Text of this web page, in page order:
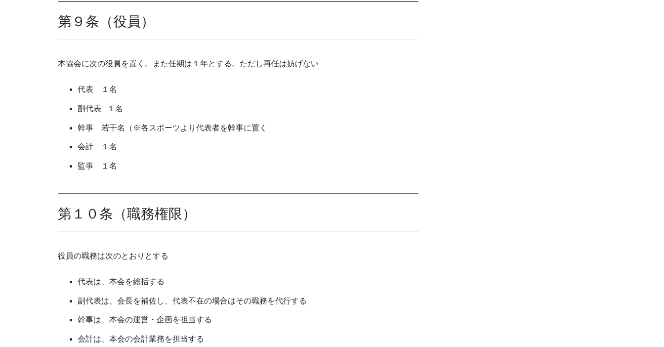
第９条（役員）
本協会に次の役員を置く。また任期は１年とする。ただし再任は妨げない
代表 １名
副代表 １名
幹事 若⼲名（※各スポーツより代表者を幹事に置く
会計 １名
監事 １名
第１０条（職務権限）
役員の職務は次のとおりとする
代表は、本会を総括する
副代表は、会長を補佐し、代表不在の場合はその職務を代行する
幹事は、本会の運営・企画を担当する
会計は、本会の会計業務を担当する